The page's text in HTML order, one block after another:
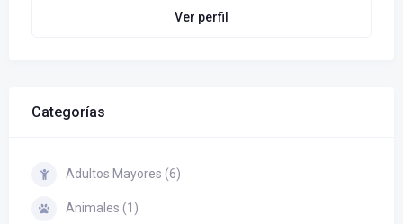
Ver perfil
Categorías
Adultos Mayores (6)
Animales (1)